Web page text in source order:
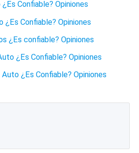
Confiable? Opiniones
¿Es Confiable? Opiniones
¿Es confiable? Opiniones
¿Es Confiable? Opiniones
¿Es Confiable? Opiniones